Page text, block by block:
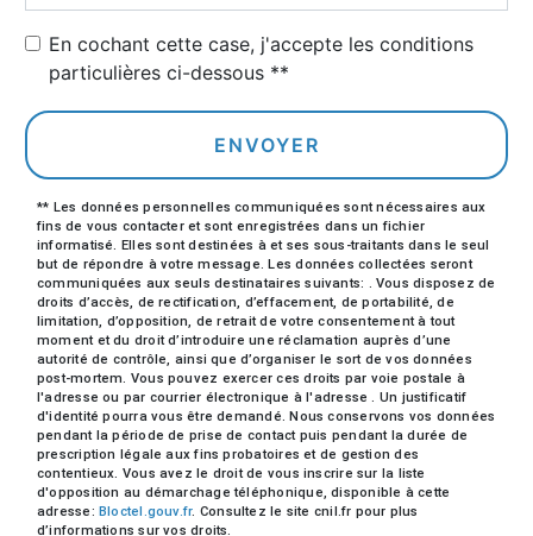
En cochant cette case, j'accepte les conditions
particulières ci-dessous **
ENVOYER
** Les données personnelles communiquées sont nécessaires aux
fins de vous contacter et sont enregistrées dans un fichier
informatisé. Elles sont destinées à et ses sous-traitants dans le seul
but de répondre à votre message. Les données collectées seront
communiquées aux seuls destinataires suivants: . Vous disposez de
droits d’accès, de rectification, d’effacement, de portabilité, de
limitation, d’opposition, de retrait de votre consentement à tout
moment et du droit d’introduire une réclamation auprès d’une
autorité de contrôle, ainsi que d’organiser le sort de vos données
post-mortem. Vous pouvez exercer ces droits par voie postale à
l'adresse ou par courrier électronique à l'adresse . Un justificatif
d'identité pourra vous être demandé. Nous conservons vos données
pendant la période de prise de contact puis pendant la durée de
prescription légale aux fins probatoires et de gestion des
contentieux. Vous avez le droit de vous inscrire sur la liste
d'opposition au démarchage téléphonique, disponible à cette
adresse:Bloctel.gouv.fr. Consultez le site cnil.fr pour plus
d’informations sur vos droits.